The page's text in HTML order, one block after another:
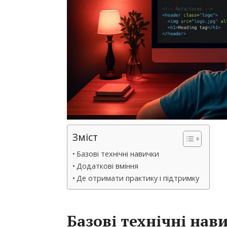
Зміст
Базові технічні навички
Додаткові вміння
Де отримати практику і підтримку
Базові технічні